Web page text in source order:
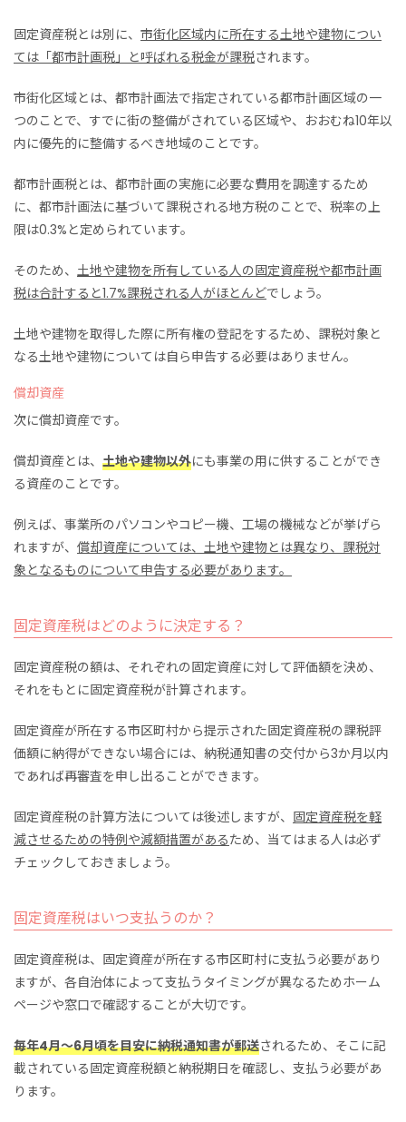
固定資産税とは別に、 市街化区域内に所在する土地や建物につい
ては「都市計画税」と呼ばれる税金が課税されます。
市街化区域とは、都市計画法で指定されている都市計画区域の一
つのことで、すでに街の整備がされている区域や、おおむね10年以
内に優先的に整備するべき地域のことです。
都市計画税とは、都市計画の実施に必要な費用を調達するため
に、都市計画法に基づいて課税される地方税のことで、税率の上
限は0.3%と定められています。
そのため、 土地や建物を所有している人の固定資産税や都市計画
税は合計すると1.7%課税される人がほとんどでしょう。
土地や建物を取得した際に所有権の登記をするため、課税対象と
なる土地や建物については自ら申告する必要はありません。
償却資産
次に償却資産です。
償却資産とは、 土地や建物以外にも事業の用に供することができ
る資産のことです。
例えば、事業所のパソコンやコピー機、工場の機械などが挙げら
れますが、 償却資産については、土地や建物とは異なり、課税対
象となるものについて申告する必要があります。
固定資産税はどのように決定する？
固定資産税の額は、それぞれの固定資産に対して評価額を決め、
それをもとに固定資産税が計算されます。
固定資産が所在する市区町村から提示された固定資産税の課税評
価額に納得ができない場合には、納税通知書の交付から3か月以内
であれば再審査を申し出ることができます。
固定資産税の計算方法については後述しますが、 固定資産税を軽
減させるための特例や減額措置があるため、当てはまる人は必ず
チェックしておきましょう。
固定資産税はいつ支払うのか？
固定資産税は、固定資産が所在する市区町村に支払う必要があり
ますが、各自治体によって支払うタイミングが異なるためホーム
ページや窓口で確認することが大切です。
毎年4月～6月頃を目安に納税通知書が郵送されるため、そこに記
載されている固定資産税額と納税期日を確認し、支払う必要があ
ります。